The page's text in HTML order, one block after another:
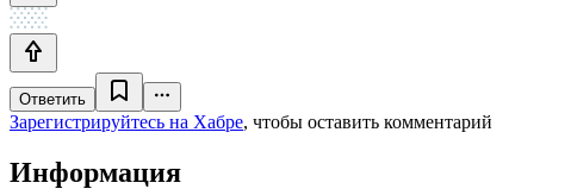
Ответить
Зарегистрируйтесь на Хабре, чтобы оставить комментарий
Информация